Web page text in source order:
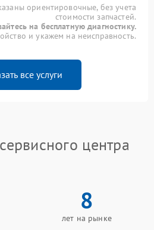
ориентировочные, без учета
стоимости запчастей.
на бесплатную диагностику.
и укажем на неисправность.
все услуги
центра
8
лет на рынке